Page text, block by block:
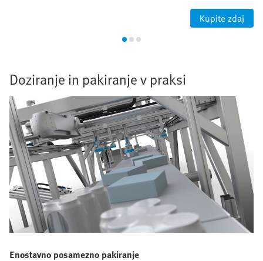
Kupite zdaj
Doziranje in pakiranje v praksi
Enostavno posamezno pakiranje